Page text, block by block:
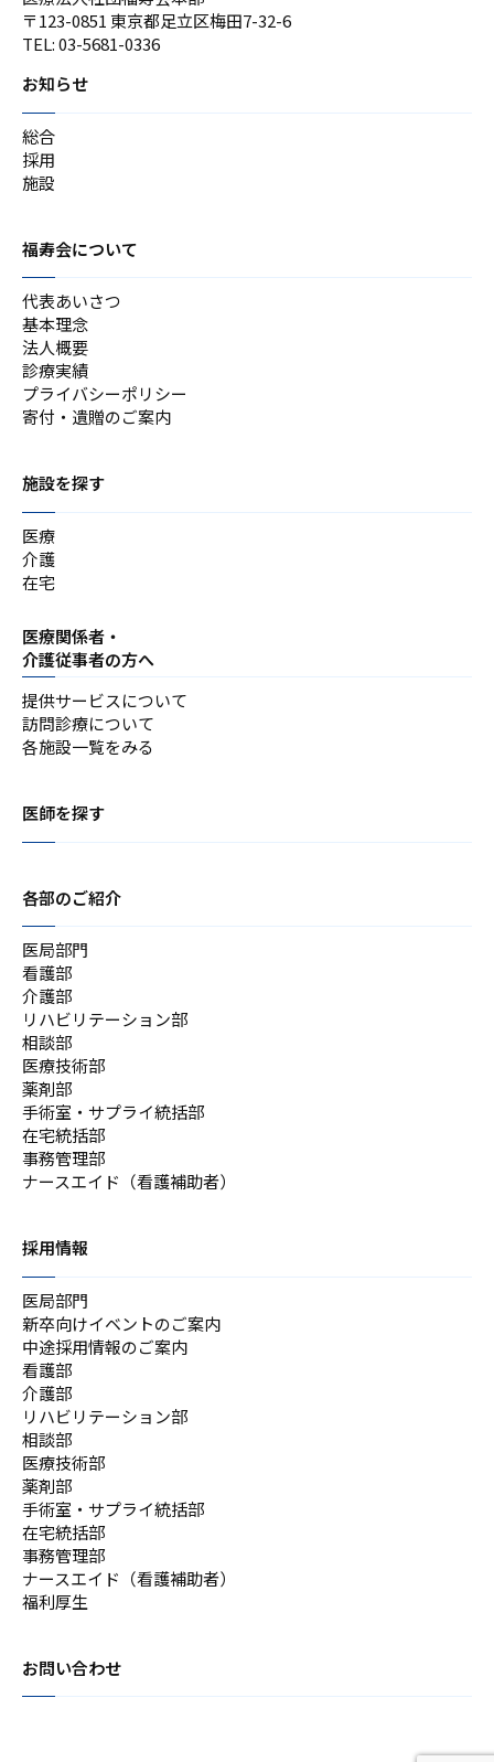
〒123-0851 東京都足立区梅田7-32-6
TEL:03-5681-0336
お知らせ
総合
採用
施設
福寿会について
代表あいさつ
基本理念
法人概要
診療実績
プライバシーポリシー
寄付・遺贈のご案内
施設を探す
医療
介護
在宅
医療関係者・
介護従事者の方へ
提供サービスについて
訪問診療について
各施設一覧をみる
医師を探す
各部のご紹介
医局部門
看護部
介護部
リハビリテーション部
相談部
医療技術部
薬剤部
手術室・サプライ統括部
在宅統括部
事務管理部
ナースエイド（看護補助者）
採用情報
医局部門
新卒向けイベントのご案内
中途採用情報のご案内
看護部
介護部
リハビリテーション部
相談部
医療技術部
薬剤部
手術室・サプライ統括部
在宅統括部
事務管理部
ナースエイド（看護補助者）
福利厚生
お問い合わせ